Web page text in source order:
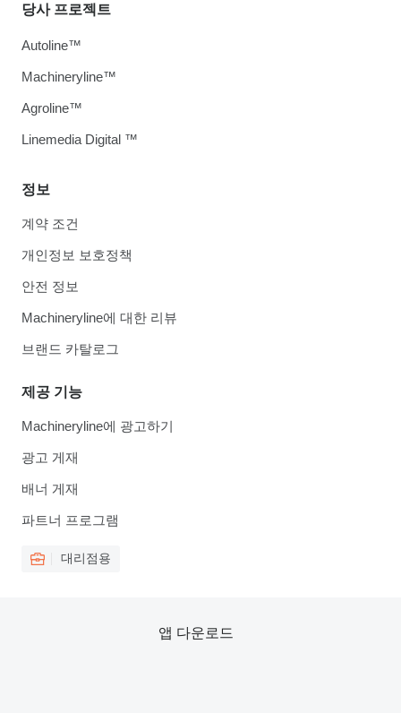
정보
계약 조건
개인정보 보호정책
안전 정보
Machineryline에 대한 리뷰
브랜드 카탈로그
제공 기능
Machineryline에 광고하기
광고 게재
배너 게재
파트너 프로그램
대리점용
당사 프로젝트
Autoline™
Machineryline™
Agroline™
Linemedia Digital ™
앱 다운로드